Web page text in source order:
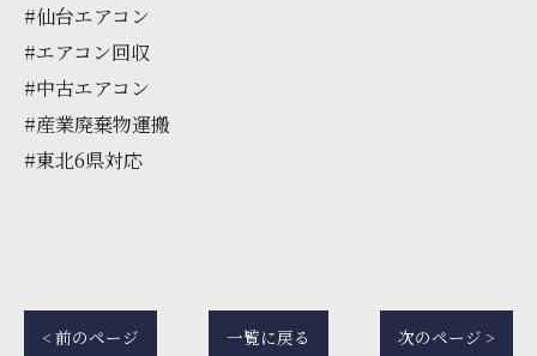
#仙台エアコン
#エアコン回収
#中古エアコン
#産業廃棄物運搬
#東北6県対応
< 前のページ 一覧に戻る 次のページ >